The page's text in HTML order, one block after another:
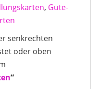
, Gute-
senkrechten
oder oben
en“